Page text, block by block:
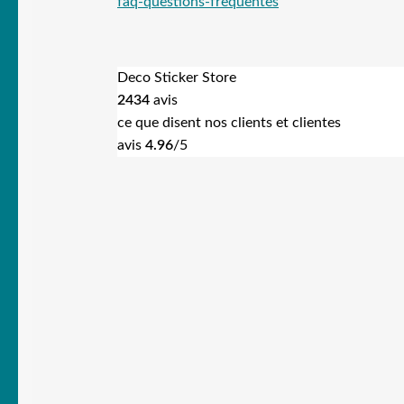
Deco Sticker Store
2434 avis
ce que disent nos clients et clientes
avis4.96/5